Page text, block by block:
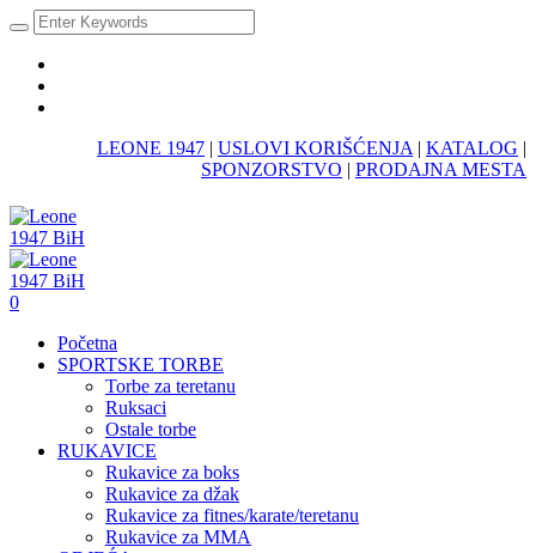
LEONE 1947 | USLOVI KORIŠĆENJA | KATALOG |
SPONZORSTVO | PRODAJNA MESTA
0
Početna
SPORTSKE TORBE
Torbe za teretanu
Ruksaci
Ostale torbe
RUKAVICE
Rukavice za boks
Rukavice za džak
Rukavice za fitnes/karate/teretanu
Rukavice za MMA